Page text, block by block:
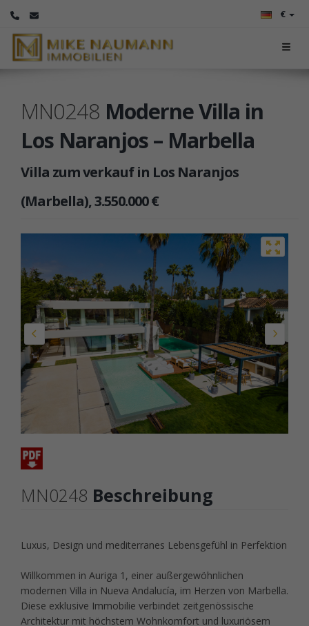
€
MN0248 Moderne Villa in
Los Naranjos – Marbella
Villa zum verkauf in Los Naranjos
(Marbella), 3.550.000 €
MN0248 Beschreibung
Luxus, Design und mediterranes Lebensgefühl in Perfektion
Willkommen in Auriga 1, einer außergewöhnlichen
modernen Villa in Nueva Andalucía, im Herzen von Marbella.
Diese exklusive Immobilie verbindet zeitgenössische
Architektur mit höchstem Wohnkomfort und luxuriösem